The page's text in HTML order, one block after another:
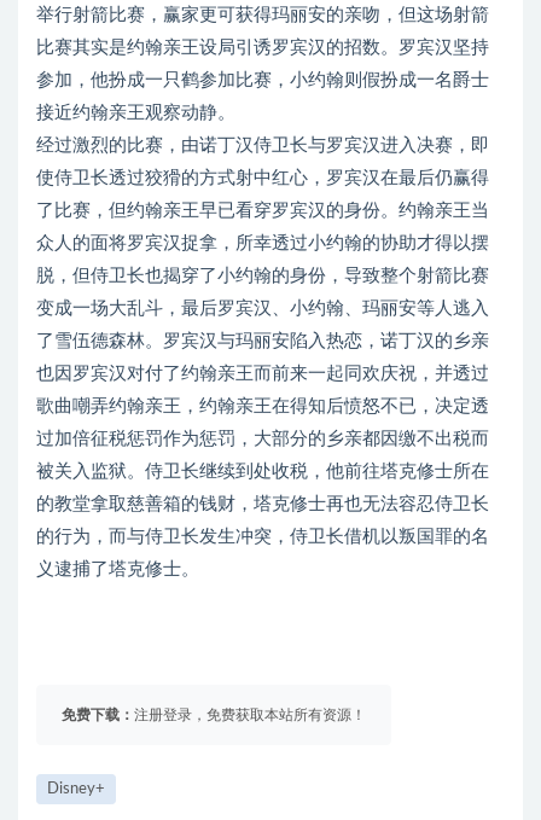
举行射箭比赛，赢家更可获得玛丽安的亲吻，但这场射箭
比赛其实是约翰亲王设局引诱罗宾汉的招数。罗宾汉坚持
参加，他扮成一只鹤参加比赛，小约翰则假扮成一名爵士
接近约翰亲王观察动静。
经过激烈的比赛，由诺丁汉侍卫长与罗宾汉进入决赛，即
使侍卫长透过狡猾的方式射中红心，罗宾汉在最后仍赢得
了比赛，但约翰亲王早已看穿罗宾汉的身份。约翰亲王当
众人的面将罗宾汉捉拿，所幸透过小约翰的协助才得以摆
脱，但侍卫长也揭穿了小约翰的身份，导致整个射箭比赛
变成一场大乱斗，最后罗宾汉、小约翰、玛丽安等人逃入
了雪伍德森林。罗宾汉与玛丽安陷入热恋，诺丁汉的乡亲
也因罗宾汉对付了约翰亲王而前来一起同欢庆祝，并透过
歌曲嘲弄约翰亲王，约翰亲王在得知后愤怒不已，决定透
过加倍征税惩罚作为惩罚，大部分的乡亲都因缴不出税而
被关入监狱。侍卫长继续到处收税，他前往塔克修士所在
的教堂拿取慈善箱的钱财，塔克修士再也无法容忍侍卫长
的行为，而与侍卫长发生冲突，侍卫长借机以叛国罪的名
义逮捕了塔克修士。
免费下载： 注册登录，免费获取本站所有资源！
Disney+